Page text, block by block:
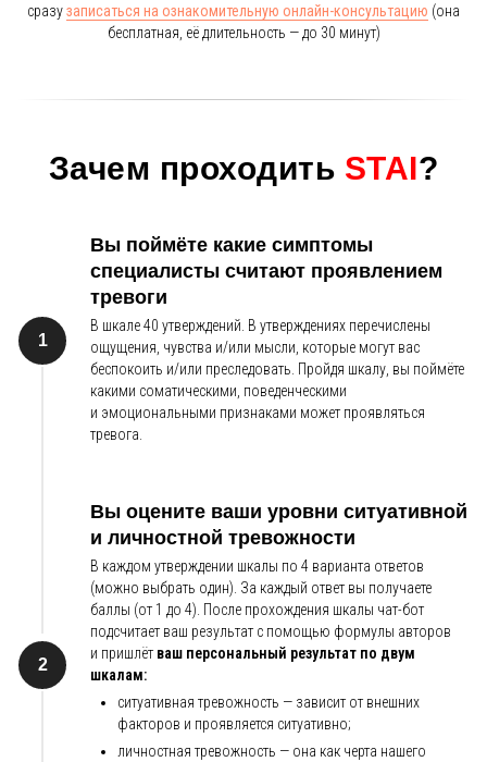
сразузаписаться на ознакомительную онлайн-консультацию (она
бесплатная, её длительность — до 30 минут)
Зачем проходить STAI?
Вы поймёте какие симптомы
специалисты считают проявлением
тревоги
В шкале 40 утверждений. В утверждениях перечислены
ощущения, чувства и/или мысли, которые могут вас
беспокоить и/или преследовать. Пройдя шкалу, вы поймёте
какими соматическими, поведенческими
и эмоциональными признаками может проявляться
тревога.
Вы оцените ваши уровни ситуативной
и личностной тревожности
В каждом утверждении шкалы по 4 варианта ответов
(можно выбрать один). За каждый ответ вы получаете
баллы (от 1 до 4). После прохождения шкалы чат-бот
подсчитает ваш результат с помощью формулы авторов
и пришлёт ваш персональный результат по двум
шкалам:
ситуативная тревожность — зависит от внешних
факторов и проявляется ситуативно;
личностная тревожность — она как черта нашего